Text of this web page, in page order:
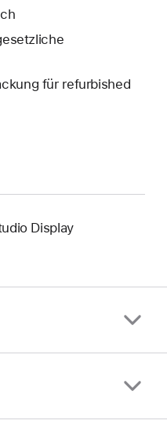
für refurbished
Display